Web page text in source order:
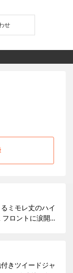
せ
ミモレ丈のハイ
きツイードジャ